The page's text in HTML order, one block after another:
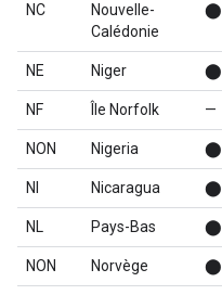
NC
Nouvelle-
Calédonie
⬤
NE Niger ⬤
NF Île Norfolk —
NON Nigeria ⬤
NI Nicaragua ⬤
NL Pays-Bas ⬤
NON Norvège ⬤